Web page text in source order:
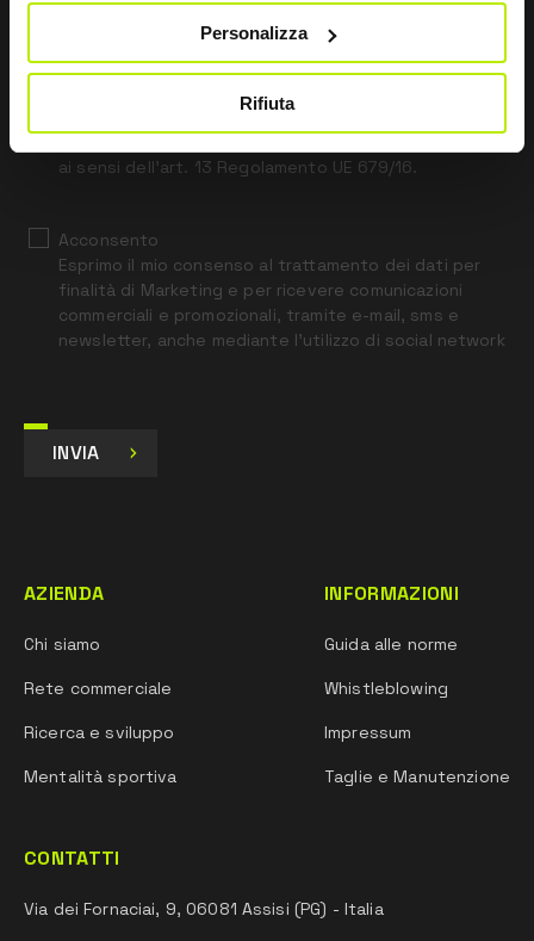
Personalizza
Rifiuta
Leave
field
ai sensi dell’art. 13 Regolamento UE 679/16.
Acconsento
Esprimo il mio consenso al trattamento dei dati per
finalità di Marketing e per ricevere comunicazioni
commerciali e promozionali, tramite e-mail, sms e
newsletter, anche mediante l’utilizzo di social network
INVIA
AZIENDA
Chi siamo
Rete commerciale
Ricerca e sviluppo
Mentalità sportiva
INFORMAZIONI
Guida alle norme
Whistleblowing
Impressum
Taglie e Manutenzione
CONTATTI
Via dei Fornaciai, 9, 06081 Assisi (PG) - Italia